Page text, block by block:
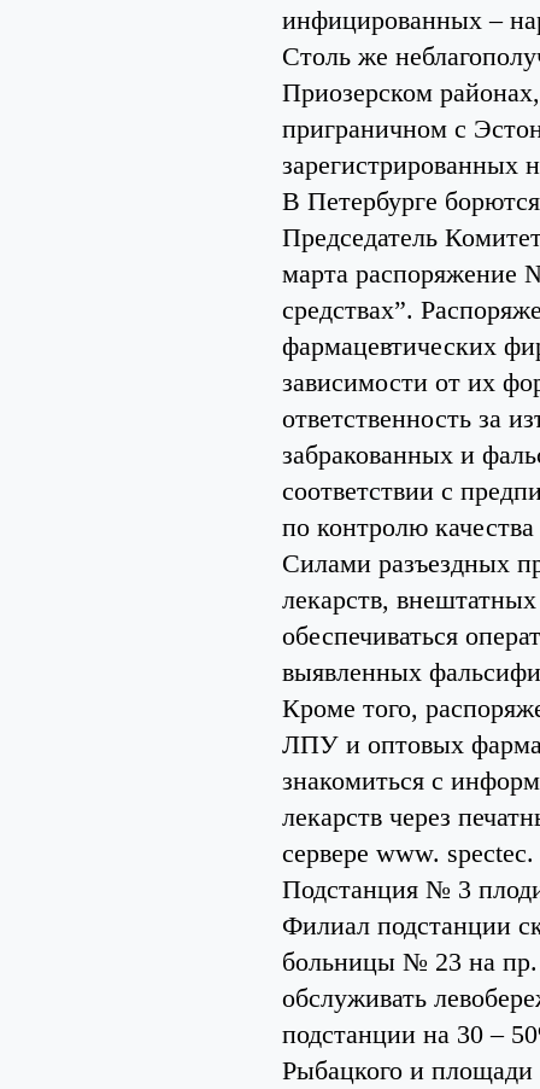
инфицированных –
Столь же
Приозерском
приграничном с
зарегистрированных
В Петербурге
Председатель
марта распоряжение
средствах”.
фармацевтических
зависимости от их
ответственность за
забракованных и
соответствии с
по контролю
Силами разъездных
лекарств,
обеспечиваться
выявленных
Кроме того,
ЛПУ и оптовых
знакомиться с
лекарств через
сервере www.
Подстанция № 3
Филиал подстанции
больницы № 23 на пр.
обслуживать
подстанции на 30 –
Рыбацкого и площади